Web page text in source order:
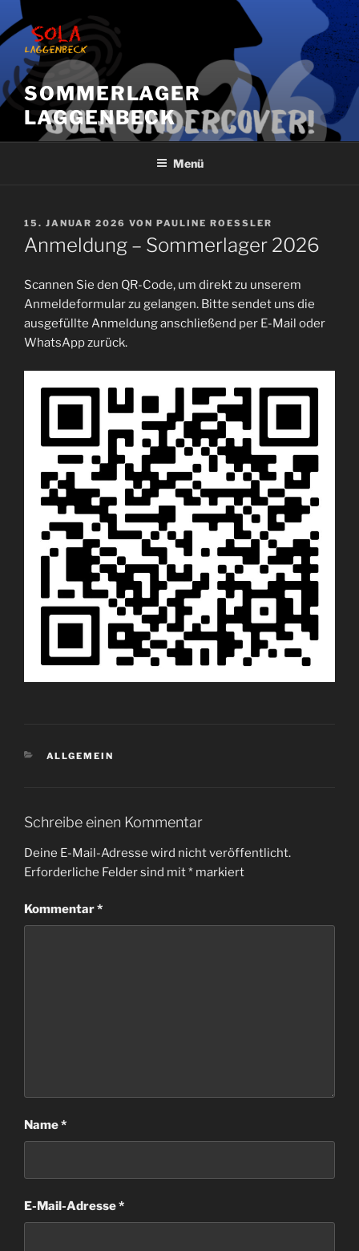
Zum
Inhalt
springen
SOMMERLAGER
LAGGENBECK
Menü
VERÖFFENTLICHT
AM
15. JANUAR 2026 VON PAULINE ROESSLER
Anmeldung – Sommerlager 2026
Scannen Sie den QR-Code, um direkt zu unserem
Anmeldeformular zu gelangen. Bitte sendet uns die
ausgefüllte Anmeldung anschließend per E-Mail oder
WhatsApp zurück.
KATEGORIEN
ALLGEMEIN
Schreibe einen Kommentar
Deine E-Mail-Adresse wird nicht veröffentlicht.
Erforderliche Felder sind mit* markiert
Kommentar*
Name*
E-Mail-Adresse*